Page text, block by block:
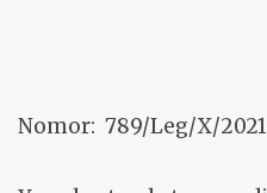
Nomor: 789/Leg/X/2021